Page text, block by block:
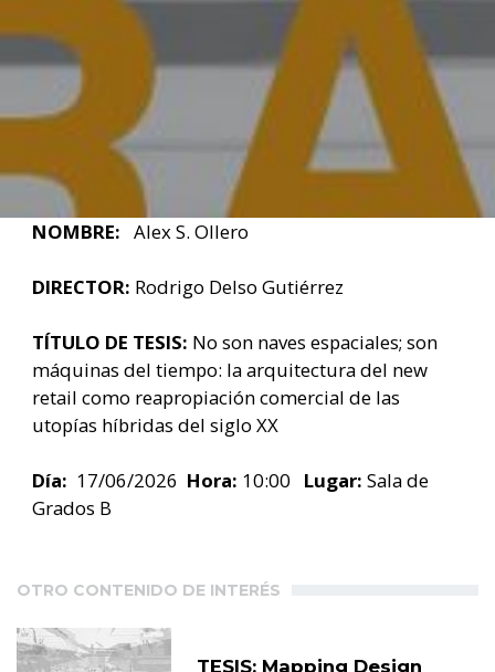
NOMBRE: Alex S. Ollero
DIRECTOR: Rodrigo Delso Gutiérrez
TÍTULO DE TESIS: No son naves espaciales; son
máquinas del tiempo: la arquitectura del new
retail como reapropiación comercial de las
utopías híbridas del siglo XX
Día: 17/06/2026 Hora: 10:00 Lugar: Sala de
Grados B
OTRO CONTENIDO DE INTERÉS
TESIS: Mapping Design